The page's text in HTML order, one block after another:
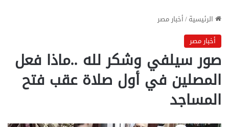
الرئيسية/أخبار مصر
أخبار مصر
صور سيلفي وشكر لله ..ماذا فعل
المصلين في أول صلاة عقب فتح
المساجد